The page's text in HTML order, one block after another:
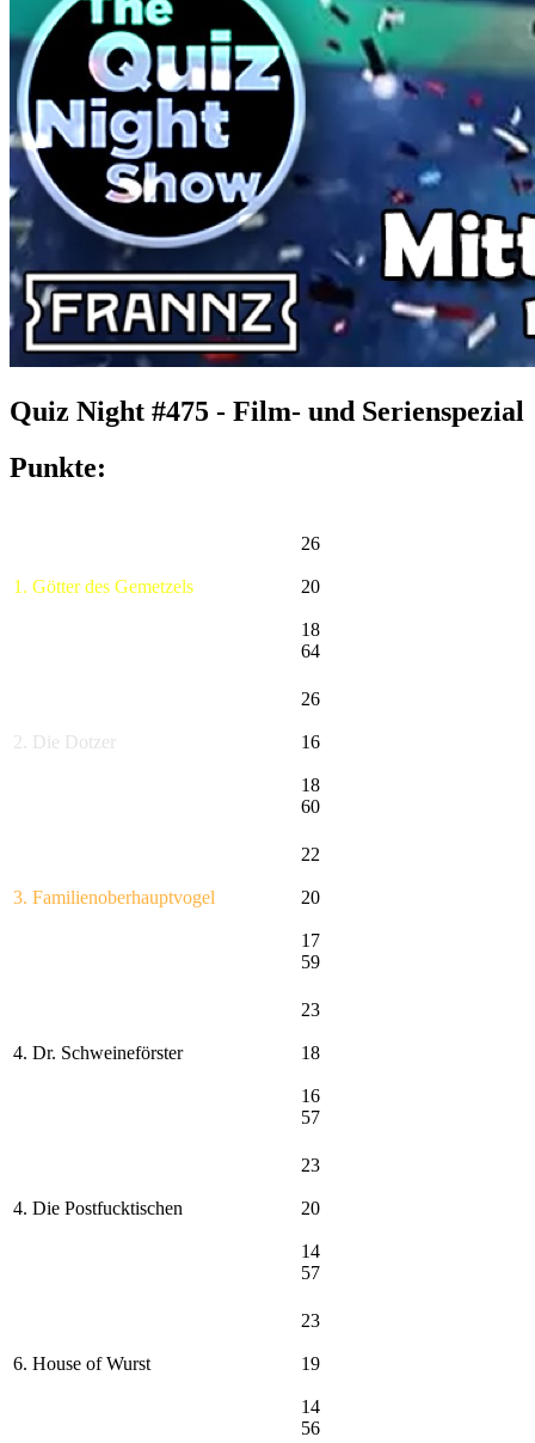
Quiz Night #475 - Film- und Serienspezial
Punkte:
1. Götter des Gemetzels
26
20
18
64
2. Die Dotzer
26
16
18
60
3. Familienoberhauptvogel
22
20
17
59
4. Dr. Schweineförster
23
18
16
57
4. Die Postfucktischen
23
20
14
57
6. House of Wurst
23
19
14
56